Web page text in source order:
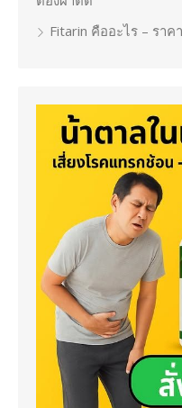
Fitarin คืออะไร – ราค